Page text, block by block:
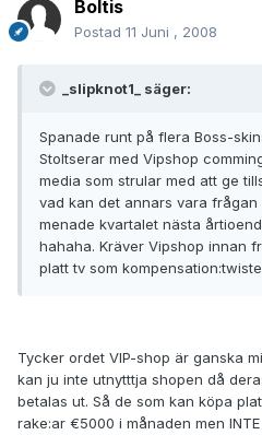
Boltis
Postad 11 Juni , 2008
_slipknot1_ säger:
Spanade runt på flera Boss-
Stoltserar med Vipshop
media som strular med att ge
vad kan det annars vara frågan
menade kvartalet nästa
hahaha. Kräver Vipshop innan
platt tv som
Tycker ordet VIP-shop är ganska
kan ju inte utnytttja shopen då
betalas ut. Så de som kan köpa
rake:ar €5000 i månaden men